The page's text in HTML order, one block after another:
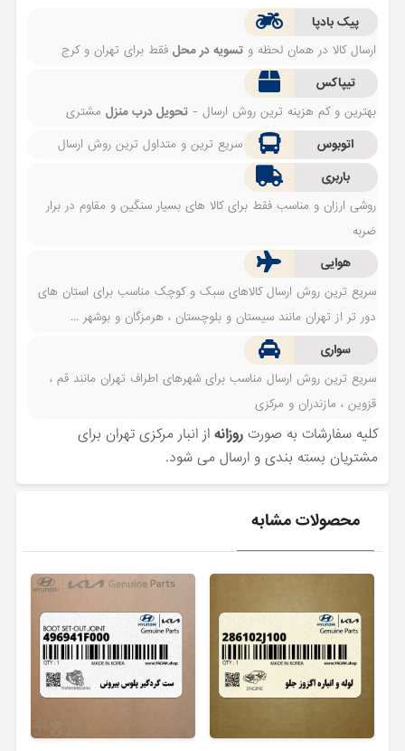
پیک بادپا
ارسال کالا در همان لحظه وتسویه در محل فقط برای تهران و کرج
تیپاکس
بهترین و کم هزینه ترین روش ارسال -تحویل درب منزل مشتری
اتوبوس
سریع ترین و متداول ترین روش ارسال
باربری
روشی ارزان و مناسب فقط برای کالا های بسیار سنگین و مقاوم در برار
ضربه
هوایی
سریع ترین روش ارسال کالاهای سبک و کوچک مناسب برای استان های
دور تر از تهران مانند سیستان و بلوچستان ، هرمزگان و بوشهر ...
سواری
سریع ترین روش ارسال مناسب برای شهرهای اطراف تهران مانند قم ،
قزوین ، مازندران و مرکزی
کلیه سفارشات به صورتروزانه از انبار مرکزی تهران برای
مشتریان بسته بندی و ارسال می شود.
محصولات مشابه